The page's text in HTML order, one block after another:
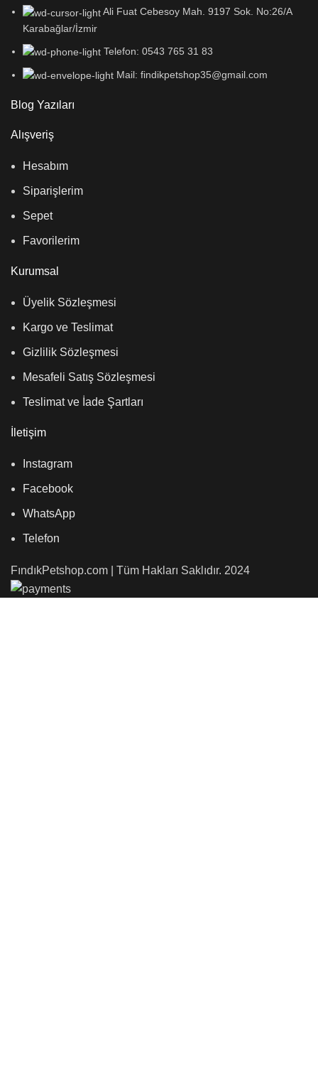
Ali Fuat Cebesoy Mah. 9197 Sok. No:26/A
Karabağlar/İzmir
Telefon: 0543 765 31 83
Mail: findikpetshop35@gmail.com
Blog Yazıları
Alışveriş
Hesabım
Siparişlerim
Sepet
Favorilerim
Kurumsal
Üyelik Sözleşmesi
Kargo ve Teslimat
Gizlilik Sözleşmesi
Mesafeli Satış Sözleşmesi
Teslimat ve İade Şartları
İletişim
Instagram
Facebook
WhatsApp
Telefon
FındıkPetshop.com | Tüm Hakları Saklıdır. 2024